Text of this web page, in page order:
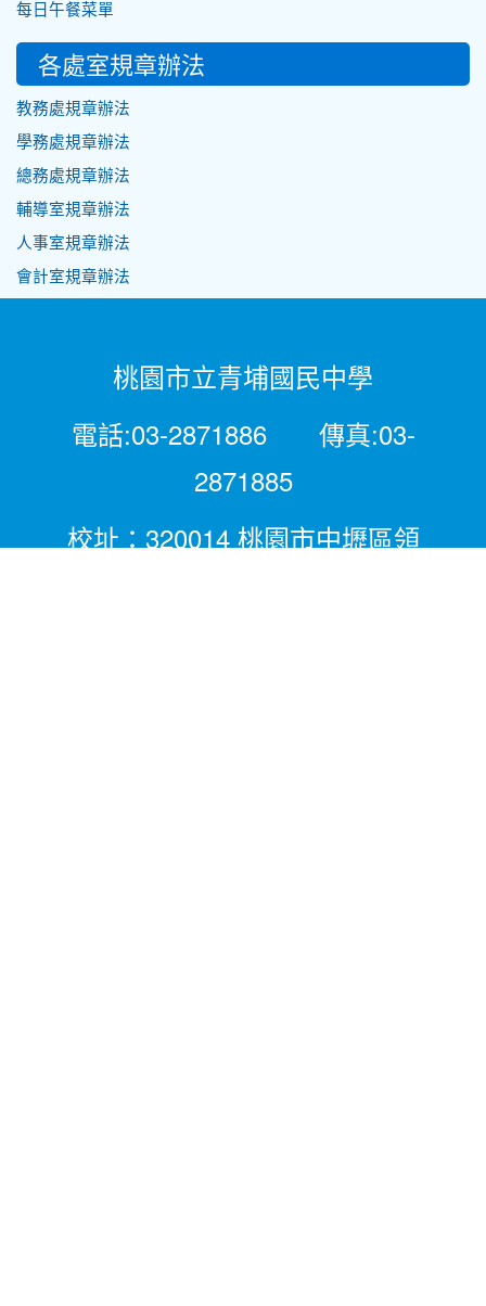
每日午餐菜單
各處室規章辦法
教務處規章辦法
學務處規章辦法
總務處規章辦法
輔導室規章辦法
人事室規章辦法
會計室規章辦法
桃園市立青埔國民中學
電話:03-2871886 傳真:03-
2871885
校址：320014 桃園市中壢區領